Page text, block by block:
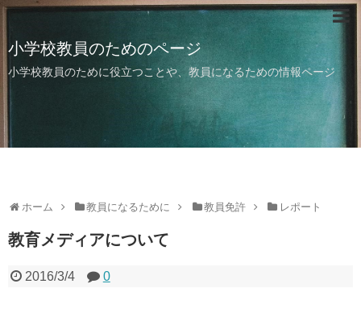
小学校教員のためのページ
小学校教員のために役立つことや、教員になるための情報ページ
ホーム 教員になるために 教員免許 レポート
教育メディアについて
2016/3/4 0